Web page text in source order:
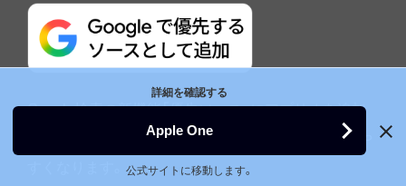
Google検索の新機能「優先ソース」にアプリオを追加
すると、アプリオの役立つ記事がGoogleで表示されや
詳細を確認する
Apple One
公式サイトに移動します。